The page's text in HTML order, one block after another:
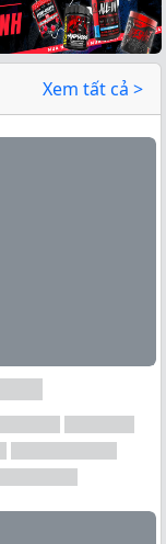
Xem tất cả >